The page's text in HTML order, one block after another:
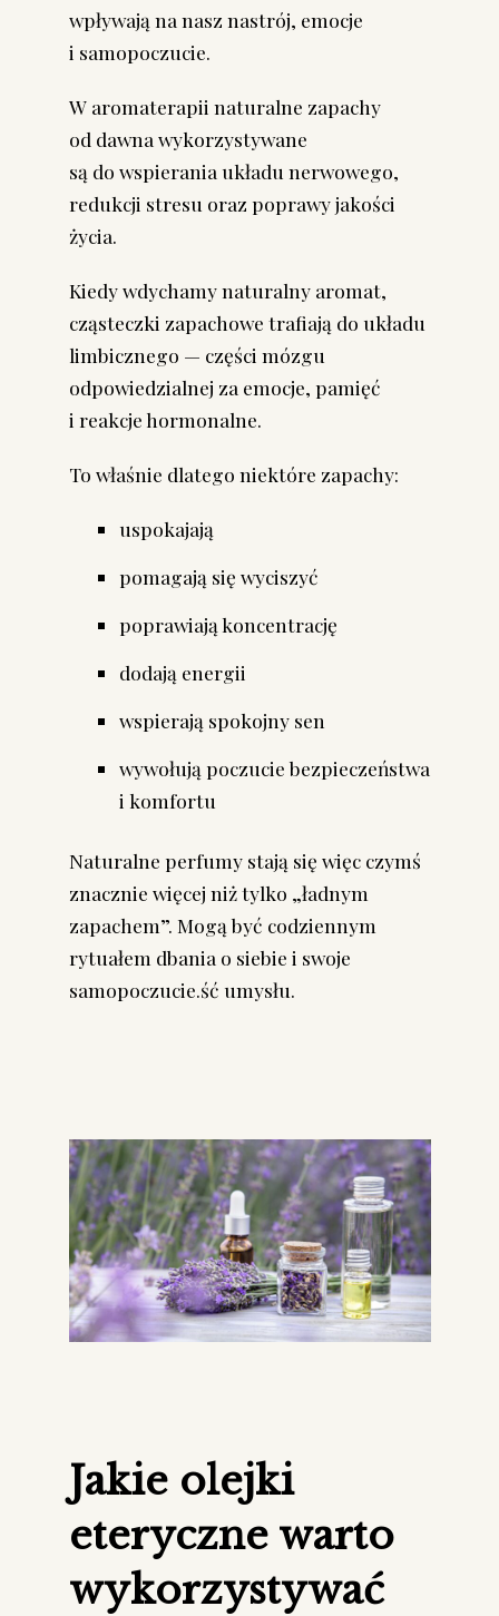
wpływają na nasz nastrój, emocje
i samopoczucie.
W aromaterapii naturalne zapachy
od dawna wykorzystywane
są do wspierania układu nerwowego,
redukcji stresu oraz poprawy jakości
życia.
Kiedy wdychamy naturalny aromat,
cząsteczki zapachowe trafiają do układu
limbicznego — części mózgu
odpowiedzialnej za emocje, pamięć
i reakcje hormonalne.
To właśnie dlatego niektóre zapachy:
uspokajają
pomagają się wyciszyć
poprawiają koncentrację
dodają energii
wspierają spokojny sen
wywołują poczucie bezpieczeństwa
i komfortu
Naturalne perfumy stają się więc czymś
znacznie więcej niż tylko „ładnym
zapachem”. Mogą być codziennym
rytuałem dbania o siebie i swoje
samopoczucie.ść umysłu.
Jakie olejki
eteryczne warto
wykorzystywać